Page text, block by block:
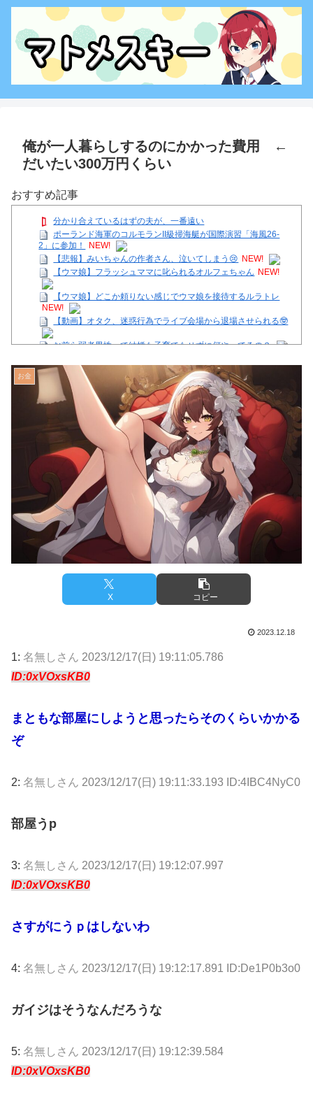
俺が一人暮らしするのにかかった費用 ←
だいたい300万円くらい
おすすめ記事
分かり合えているはずの夫が、一番遠い
ポーランド海軍のコルモランII級掃海艇が国際演習「海風26-
2」に参加！
NEW!
【悲報】みいちゃんの作者さん、泣いてしまう😢 NEW!
【ウマ娘】フラッシュママに叱られるオルフェちゃん NEW!
【ウマ娘】どこか頼りない感じでウマ娘を接待するルラトレ
NEW!
【動画】オタク、迷惑行為でライブ会場から退場させられる🤓
お前ら弱者男性って結婚も子育てもせずに何やってるの？
舌を絡ませて、唾液交換して── ちゅっちゅしながらの濃厚エ
ッ画像♪
【芸能】星野真里さんの挑戦、暑さを心配する声続出!!!
【画像】イオンモール熊本の店内のビフォーアフターがこちら
Powered by livedoor 相互RSS
お金
X コピー
2023.12.18
1: 名無しさん 2023/12/17(日) 19:11:05.786
ID:0xVOxsKB0
まともな部屋にしようと思ったらそのくらいかかる
ぞ
2: 名無しさん 2023/12/17(日) 19:11:33.193 ID:4IBC4NyC0
部屋うp
3: 名無しさん 2023/12/17(日) 19:12:07.997
ID:0xVOxsKB0
さすがにうｐはしないわ
4: 名無しさん 2023/12/17(日) 19:12:17.891 ID:De1P0b3o0
ガイジはそうなんだろうな
5: 名無しさん 2023/12/17(日) 19:12:39.584
ID:0xVOxsKB0